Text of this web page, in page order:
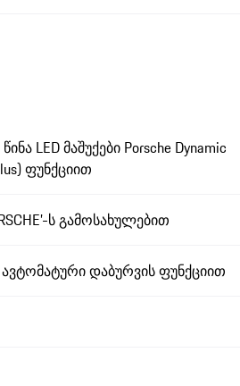
LED მაშუქები Porsche Dynamic
ფუნქციით
ს გამოსახულებით
დაბურვის ფუნქციით